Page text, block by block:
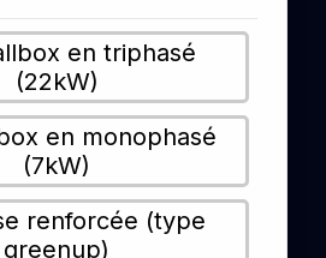
en triphasé
(22kW)
en monophasé
(7kW)
renforcée (type
greenup)